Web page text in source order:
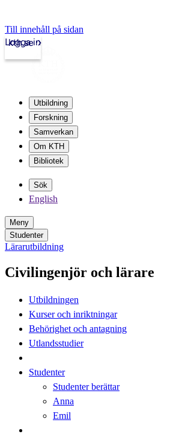
Till innehåll på sidan
kth.se
Logga in
Utbildning
Forskning
Samverkan
Om KTH
Bibliotek
Sök
English
Meny
Studenter
Lärarutbildning
Civilingenjör och lärare
Utbildningen
Kurser och inriktningar
Behörighet och antagning
Utlandsstudier
Studenter
Studenter berättar
Anna
Emil